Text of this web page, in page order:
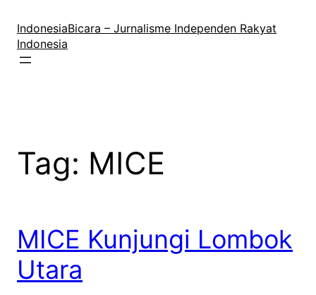
konten
IndonesiaBicara – Jurnalisme Independen Rakyat
Indonesia
Tag: MICE
MICE Kunjungi Lombok
Utara